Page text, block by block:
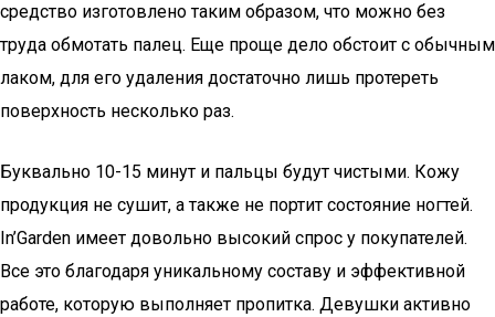
средство изготовлено таким образом, что можно без
труда обмотать палец. Еще проще дело обстоит с обычным
лаком, для его удаления достаточно лишь протереть
поверхность несколько раз.
Буквально 10-15 минут и пальцы будут чистыми. Кожу
продукция не сушит, а также не портит состояние ногтей.
In’Garden имеет довольно высокий спрос у покупателей.
Все это благодаря уникальному составу и эффективной
работе, которую выполняет пропитка. Девушки активно